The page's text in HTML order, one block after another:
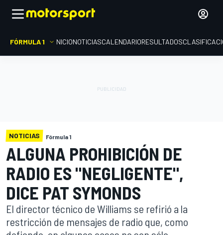
FÓRMULA 1 INICIONOTICIASCALENDARIORESULTADOS
NOTICIAS Fórmula 1
ALGUNA PROHIBICIÓN DE
RADIO ES "NEGLIGENTE",
DICE PAT SYMONDS
El director técnico de Williams se refirió a la
restricción de mensajes de radio que, como